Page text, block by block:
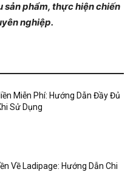
sản phẩm, thực hiện chiến
nghiệp.
Miễn Phí: Hướng Dẫn Đầy Đủ
Sử Dụng
Về Ladipage: Hướng Dẫn Chi